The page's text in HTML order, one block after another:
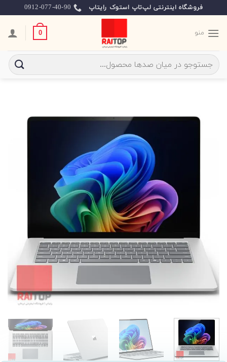
to
content
فروشگاه اینترنتی لپ‌تاپ استوک رایتاپ 0912-077-40-90
منو 0
جستجو
برای: